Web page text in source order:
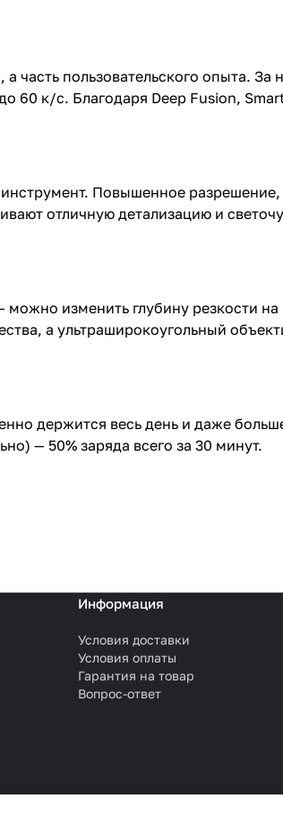
часть пользовательского опыта.
60 к/с. Благодаря Deep Fusion,
Повышенное
отличную детализацию и
изменить глубину резкости
а ультраширокоугольный
держится весь день и даже
— 50% заряда всего за 30 минут.
Информация
Условия доставки
Условия оплаты
Гарантия на товар
Вопрос-ответ